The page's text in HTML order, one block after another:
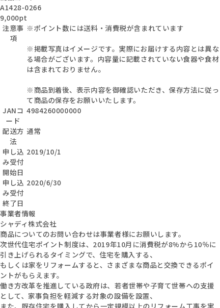
A1428-0266
9,000pt
注意事
項
※ポイント数には送料・消費税が含まれています
※掲載写真はイメージです。実際にお届けする内容とは異な
る場合がございます。内容量に記載されていない食器や食材
は含まれておりません。
※商品到着後、表示内容を御確認いただき、保存方法に従っ
て商品の保存をお願いいたします。
JANコ
ード
4984260000000
配送方
法
通常
申し込
み受付
開始日
2019/10/1
申し込
み受付
終了日
2020/6/30
事業者情報
シャディ株式会社
商品についてのお問い合わせは事業者様にお願いします。
次世代住宅ポイント制度は、2019年10月に消費税が8%から10％に
引き上げられるタイミングで、住宅を購入する、
もしくは家をリフォームすると、さまざまな商品と交換できるポイ
ントがもらえます。
働き方改革を推進している政府は、若者世帯や子育て世帯への支援
として、家事負担を軽減する対象の設備を設置、
また、既存住宅を購入してから一定規模以上のリフォーム工事を実